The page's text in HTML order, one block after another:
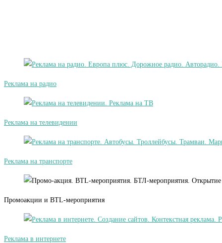
Реклама на радио
Реклама на телевидении
Реклама на транспорте
Промоакции и BTL-мероприятия
Реклама в интернете